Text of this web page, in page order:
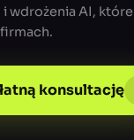
wdrożenia AI, które
konsultację